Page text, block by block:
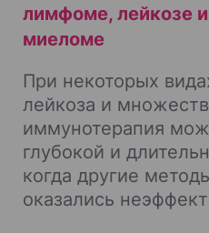
лимфоме, лейкозе
миеломе
При некоторых
лейкоза и
иммунотерапия
глубокой и
когда другие
оказались